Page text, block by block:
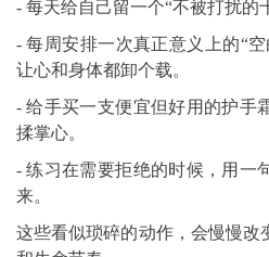
- 每天给自己留一个“不被打扰的
- 每周安排一次真正意义上的“
让心和身体都卸个载。
- 给手买一支便宜但好用的护手
揉掌心。
- 练习在需要拒绝的时候，用一
来。
这些看似琐碎的动作，会慢慢改